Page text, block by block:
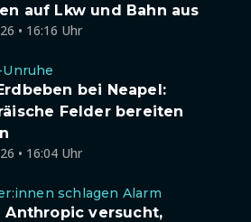
auf Lkw und Bahn aus
• 16:16 Uhr
bei Neapel:
Felder bereiten
• 16:04 Uhr
schlagen Alarm
Anthropic versucht,